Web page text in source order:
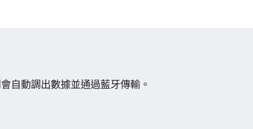
自動調出數據並通過藍牙傳輸。